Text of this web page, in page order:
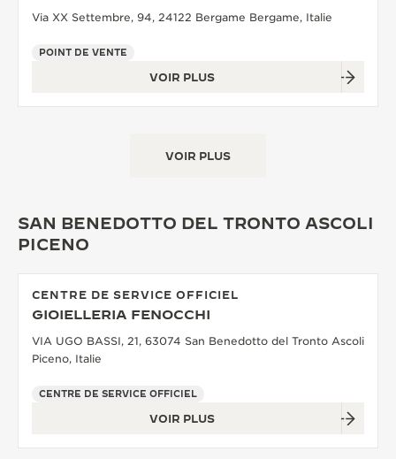
Via XX Settembre, 94, 24122 Bergame Bergame, Italie
POINT DE VENTE
VOIR PLUS
VOIR PLUS
SAN BENEDOTTO DEL TRONTO ASCOLI
PICENO
CENTRE DE SERVICE OFFICIEL
GIOIELLERIA FENOCCHI
VIA UGO BASSI, 21, 63074 San Benedotto del Tronto Ascoli
Piceno, Italie
CENTRE DE SERVICE OFFICIEL
VOIR PLUS